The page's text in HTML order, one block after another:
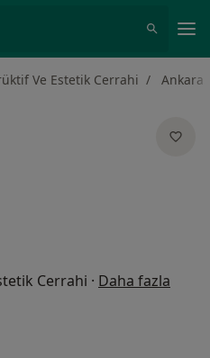
Ve Estetik Cerrahi Ankara
Cerrahi · Daha fazla